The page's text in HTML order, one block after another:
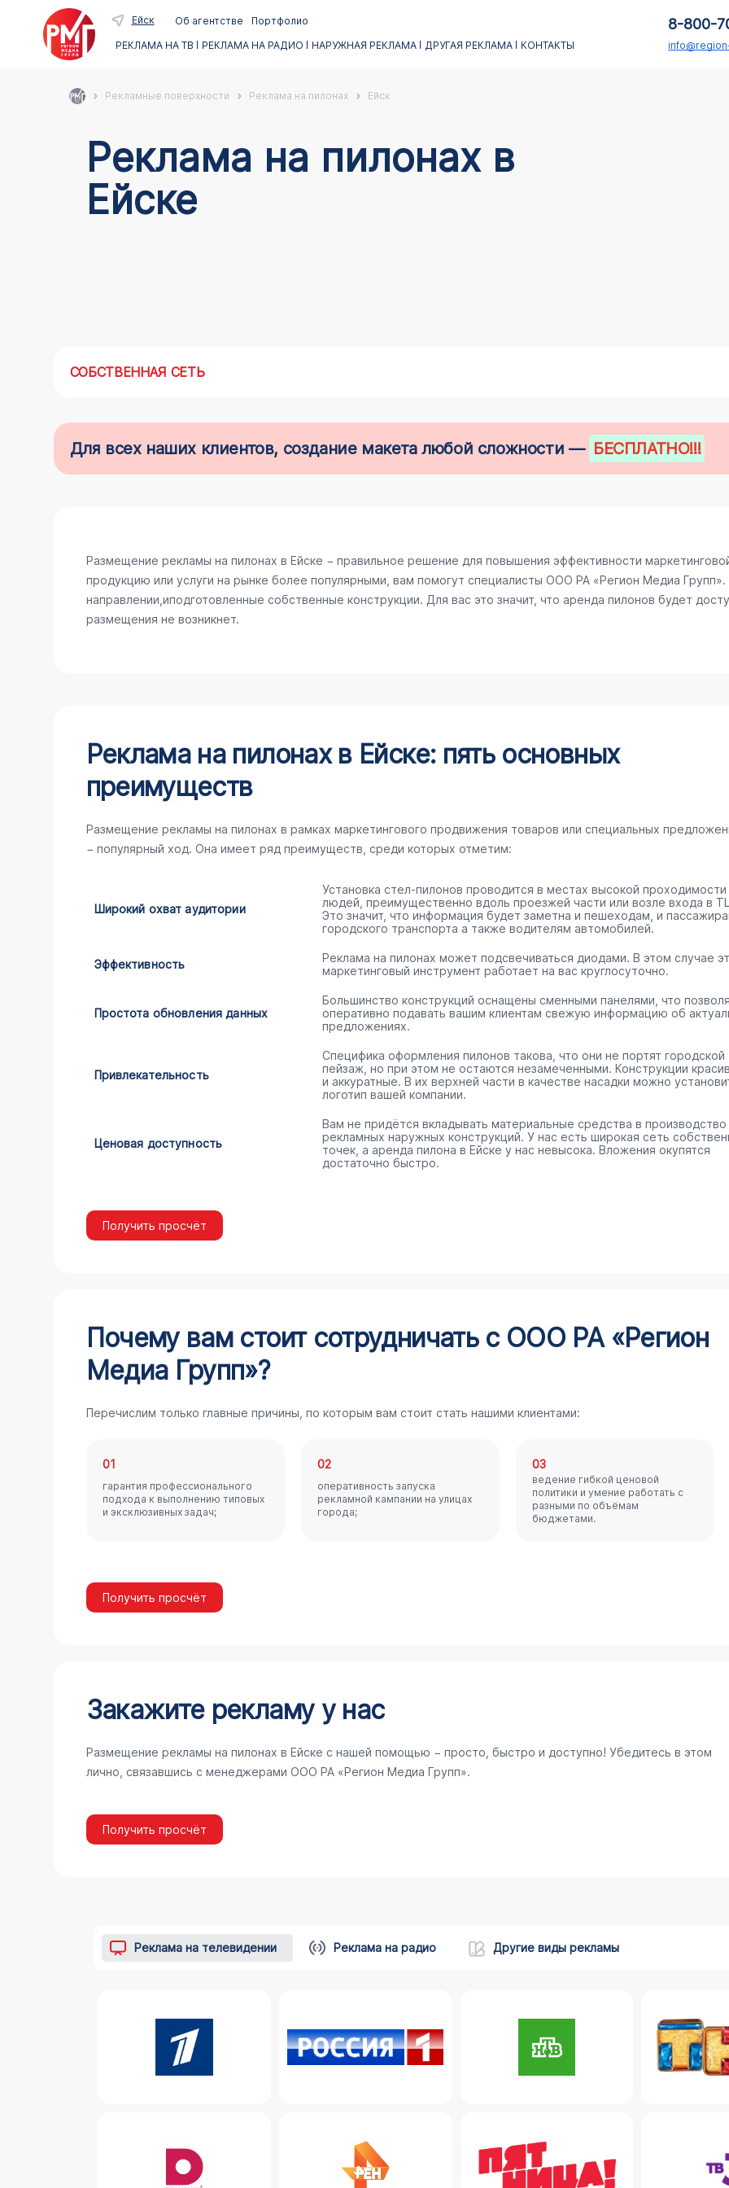
Ейск Об агентстве
Портфолио
РЕКЛАМА НА ТВ
РЕКЛАМА НА РАДИО НАРУЖНАЯ РЕКЛАМА ДРУГАЯ РЕКЛАМА КОНТАКТЫ
8-800-
Рекламные поверхности Реклама на пилонах Ейск
Реклама на пилонах в
Ейске
СОБСТВЕННАЯ СЕТЬ
Для всех наших клиентов, создание макета любой сложности — БЕСПЛАТНО!!!
Размещение рекламы на пилонах в Ейске − правильное решение для повышения эффективности
продукцию или услуги на рынке более популярными, вам помогут специалисты ООО РА «Регион Медиа
направлении,иподготовленные собственные конструкции. Для вас это значит, что аренда пилонов будет
размещения не возникнет.
Реклама на пилонах в Ейске: пять основных
преимуществ
Размещение рекламы на пилонах в рамках маркетингового продвижения товаров или специальных
− популярный ход. Она имеет ряд преимуществ, среди которых отметим:
Широкий охват аудитории
Установка стел-пилонов проводится в местах высокой проходимости
людей, преимущественно вдоль проезжей части или возле входа в
Это значит, что информация будет заметна и пешеходам, и
городского транспорта а также водителям автомобилей.
Эффективность
Реклама на пилонах может подсвечиваться диодами. В этом случае
маркетинговый инструмент работает на вас круглосуточно.
Простота обновления данных
Большинство конструкций оснащены сменными панелями, что
оперативно подавать вашим клиентам свежую информацию об
предложениях.
Привлекательность
Специфика оформления пилонов такова, что они не портят городской
пейзаж, но при этом не остаются незамеченными. Конструкции
и аккуратные. В их верхней части в качестве насадки можно
логотип вашей компании.
Ценовая доступность
Вам не придётся вкладывать материальные средства в производство
рекламных наружных конструкций. У нас есть широкая сеть
точек, а аренда пилона в Ейске у нас невысока. Вложения окупятся
достаточно быстро.
Получить просчёт
Почему вам стоит сотрудничать с ООО РА «Регион
Медиа Групп»?
Перечислим только главные причины, по которым вам стоит стать нашими клиентами:
01
гарантия профессионального
подхода к выполнению типовых
и эксклюзивных задач;
02
оперативность запуска
рекламной кампании на улицах
города;
03
ведение гибкой ценовой
политики и умение работать с
разными по объёмам
бюджетами.
Получить просчёт
Закажите рекламу у нас
Размещение рекламы на пилонах в Ейске с нашей помощью − просто, быстро и доступно! Убедитесь в этом
лично, связавшись с менеджерами ООО РА «Регион Медиа Групп».
Получить просчёт
Реклама на телевидении Реклама на радио Другие виды рекламы